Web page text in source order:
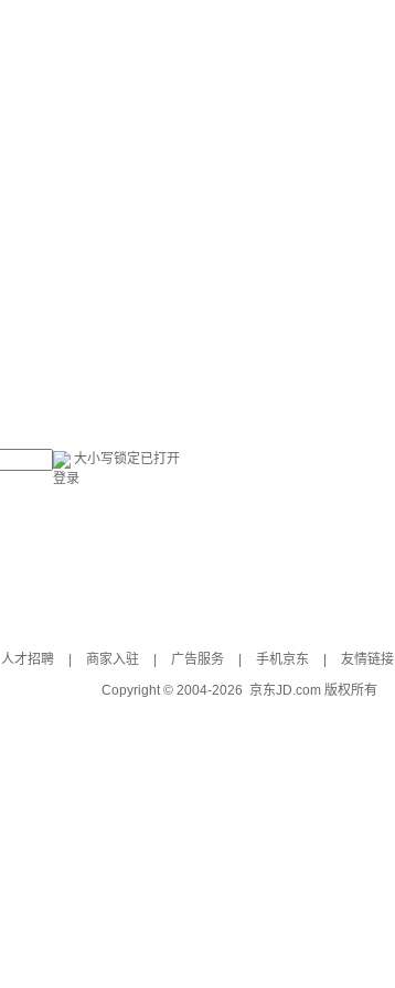
大小写锁定已打开
登录
人才招聘 商家入驻 广告服务 手机京东 友情链接
Copyright © 2004-2026 京东JD.com 版权所有